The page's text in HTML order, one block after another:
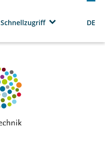
Schnellzugriff DE